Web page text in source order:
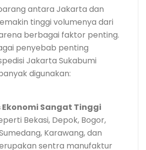
antara Jakarta dan
tinggi volumenya dari
berbagai faktor penting.
penyebab penting
Jakarta Sukabumi
digunakan:
Sangat Tinggi
Bekasi, Depok, Bogor,
Karawang, dan
sentra manufaktur